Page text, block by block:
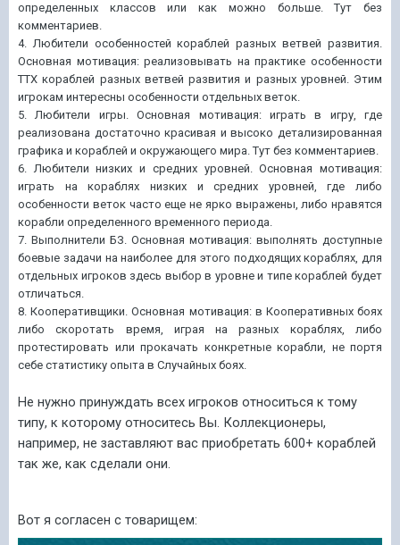
определенных классов или как можно больше. Тут без
комментариев.
4. Любители особенностей кораблей разных ветвей развития.
Основная мотивация: реализовывать на практике особенности
ТТХ кораблей разных ветвей развития и разных уровней. Этим
игрокам интересны особенности отдельных веток.
5. Любители игры. Основная мотивация: играть в игру, где
реализована достаточно красивая и высоко детализированная
графика и кораблей и окружающего мира. Тут без комментариев.
6. Любители низких и средних уровней. Основная мотивация:
играть на кораблях низких и средних уровней, где либо
особенности веток часто еще не ярко выражены, либо нравятся
корабли определенного временного периода.
7. Выполнители БЗ. Основная мотивация: выполнять доступные
боевые задачи на наиболее для этого подходящих кораблях, для
отдельных игроков здесь выбор в уровне и типе кораблей будет
отличаться.
8. Кооперативщики. Основная мотивация: в Кооперативных боях
либо скоротать время, играя на разных кораблях, либо
протестировать или прокачать конкретные корабли, не портя
себе статистику опыта в Случайных боях.
Не нужно принуждать всех игроков относиться к тому
типу, к которому относитесь Вы. Коллекционеры,
например, не заставляют вас приобретать 600+ кораблей
так же, как сделали они.
Вот я согласен с товарищем: